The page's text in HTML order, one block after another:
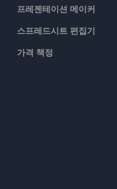
프레젠테이션 메이커
스프레드시트 편집기
가격 책정